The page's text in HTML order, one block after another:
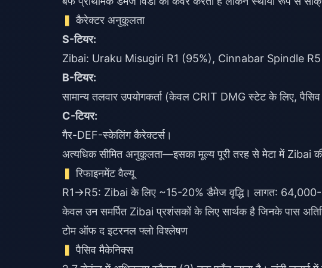
कैरेक्टर अनुकूलता
S-टियर:
Zibai: Uraku Misugiri R1 (95%), Cinnabar Spindle R5
B-टियर:
सामान्य तलवार उपयोगकर्ता (केवल CRIT DMG स्टेट के लिए, पैसिव
C-टियर:
गैर-DEF-स्केलिंग कैरेक्टर्स।
अत्यधिक सीमित अनुकूलता—इसका मूल्य पूरी तरह से मेटा में Zibai
रिफाइनमेंट वैल्यू
R1→R5: Zibai के लिए ~15-20% डैमेज वृद्धि। लागत:
केवल उन समर्पित Zibai प्रशंसकों के लिए सार्थक है जिनके पास
टोम ऑफ द इटरनल फ्लो विश्लेषण
पैसिव मैकेनिक्स